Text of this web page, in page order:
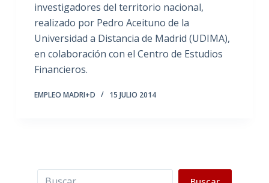
investigadores del territorio nacional,
realizado por Pedro Aceituno de la
Universidad a Distancia de Madrid (UDIMA),
en colaboración con el Centro de Estudios
Financieros.
EMPLEO MADRI+D 15 JULIO 2014
Buscar